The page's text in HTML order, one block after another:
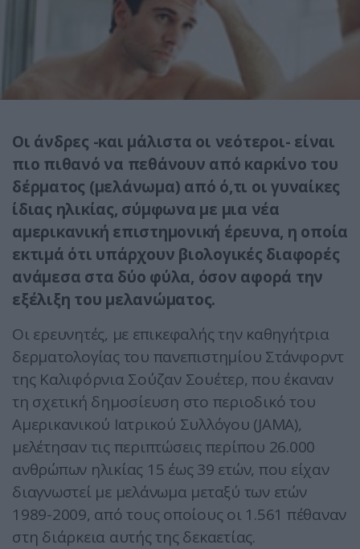
Οι άνδρες -και μάλιστα οι νεότεροι- είναι
πιο πιθανό να πεθάνουν από καρκίνο του
δέρματος (μελάνωμα) από ό,τι οι γυναίκες
ίδιας ηλικίας, σύμφωνα με μια νέα
αμερικανική επιστημονική έρευνα, η οποία
εκτιμά ότι υπάρχουν βιολογικές διαφορές
ανάμεσα στα δύο φύλα, όσον αφορά την
εξέλιξη του μελανώματος.
Οι ερευνητές, με επικεφαλής την καθηγήτρια
δερματολογίας του πανεπιστημίου Στάνφορντ
της Καλιφόρνια Σούζαν Σουέτερ, που έκαναν
τη σχετική δημοσίευση στο περιοδικό του
Αμερικανικού Ιατρικού Συλλόγου (JAMA),
μελέτησαν τις περιπτώσεις περίπου 26.000
ανθρώπων ηλικίας 15 έως 39 ετών, που είχαν
διαγνωστεί με μελάνωμα μεταξύ των ετών
1989-2009, από τους οποίους οι 1.561 πέθαναν
στη διάρκεια αυτής της δεκαετίας.